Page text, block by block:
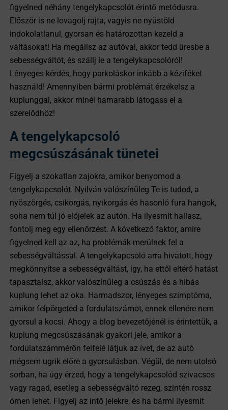
figyelned néhány tengelykapcsolót érintő metódusra.
Először is ne lovagolj rajta, vagyis ne nyüstöld
indokolatlanul, gyorsan és határozottan kezeld a
váltásokat! Ha megállsz az autóval, akkor tedd üresbe a
sebességváltót, és szállj le a tengelykapcsolóról!
Lényeges kérdés, hogy parkoláskor inkább a kéziféket
használd! Amennyiben bármi problémát érzékelsz a
kuplunggal, akkor minél hamarabb látogass el a
szerelődhöz!
A tengelykapcsoló
megcsúszásának tünetei
Figyelj a szokatlan zajokra, amikor benyomod a
tengelykapcsolót. Nyilván valószínűleg Te is tudod, a
nyöszörgés, csikorgás, nyikorgás és hasonló fura hangok,
soha nem túl jó előjelek az autón. Ha ilyesmit hallasz,
fontolj meg egy ellenőrzést. A következő faktor, amire
figyelned kell az az, ha problémák merülnek fel a
sebességváltással. A tengelykapcsoló arra hivatott, hogy
megkönnyítse a sebességváltást, így, ha ettől eltérő hatást
tapasztalsz, akkor valószínűleg a csúszás és a hibás
kuplung lehet az oka. Harmadszor, lényeges szimptóma,
amikor felpörgeted a fordulatszámot, ennek ellenére nem
gyorsul a kocsi. Ahogy a blog bevezetőjénél is érintettük, a
kuplung megcsúszásának gyakori jele, amikor a
fordulatszámmérőn felfelé látjuk az ívet, de az autó
mégsem ugrik előre a gyorsulásban. Végül, de nem utolsó
sorban, ha úgy érzed, hogy a tengelykapcsolód szivacsos
vagy ragad, esetleg a sebességváltó rezeg, szintén rossz
ómen lehet. Figyelj az intő jelekre, és ha bármi ilyesmit